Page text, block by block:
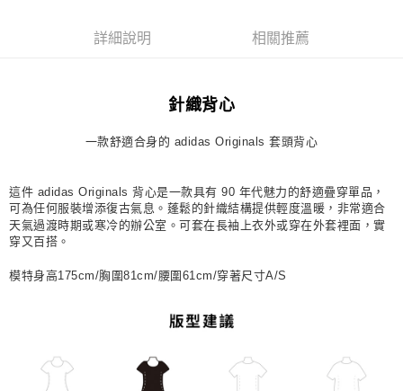
每筆NT$80，滿NT$1,500(含以上)免運費
每筆NT$80，滿NT$1,500(含以上)免運費
付款後門市自取
每筆NT$80，滿NT$1,500(含以上)免運費
詳細說明 相關推薦
針織背心
一款舒適合身的 adidas Originals 套頭背心
這件 adidas Originals 背心是一款具有 90 年代魅力的舒適疊穿單品，
可為任何服裝增添復古氣息。蓬鬆的針織結構提供輕度溫暖，非常適合
天氣過渡時期或寒冷的辦公室。可套在長袖上衣外或穿在外套裡面，實
穿又百搭。
模特身高175cm/胸圍81cm/腰圍61cm/穿著尺寸A/S